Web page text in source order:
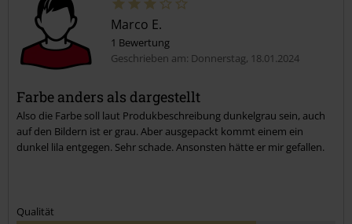
Kommentar jetzt abschicken!
Marco E.
1 Bewertung
Geschrieben am: Donnerstag, 18.01.2024
Farbe anders als dargestellt
Also die Farbe soll laut Produkbeschreibung dunkelgrau sein, auch
auf den Bildern ist er grau. Aber ausgepackt kommt einem ein
dunkel lila entgegen. Sehr schade. Ansonsten hätte er mir gefallen.
Qualität